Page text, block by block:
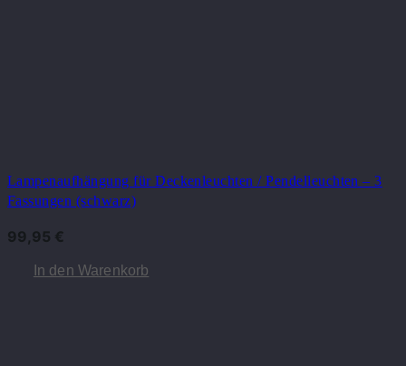
Lampenaufhängung für Deckenleuchten / Pendelleuchten – 3
Fassungen (schwarz)
99,95 €
In den Warenkorb